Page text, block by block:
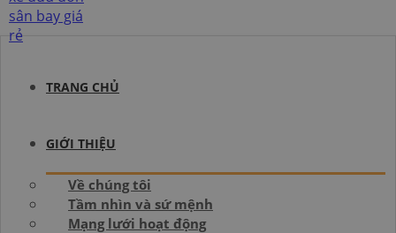
TRANG CHỦ
GIỚI THIỆU
Về chúng tôi
Tầm nhìn và sứ mệnh
Mạng lưới hoạt động